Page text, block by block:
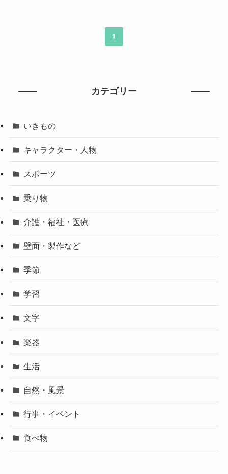
1
カテゴリー
いきもの
キャラクター・人物
スポーツ
乗り物
介護・福祉・医療
壁面・製作など
季節
学習
文字
楽器
生活
自然・風景
行事・イベント
食べ物